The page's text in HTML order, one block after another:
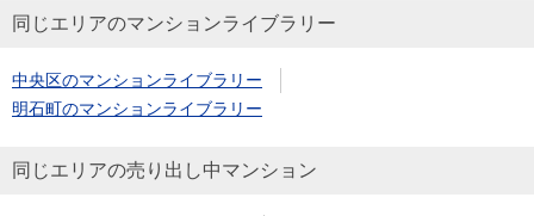
同じエリアのマンションライブラリー
中央区のマンションライブラリー
明石町のマンションライブラリー
同じエリアの売り出し中マンション